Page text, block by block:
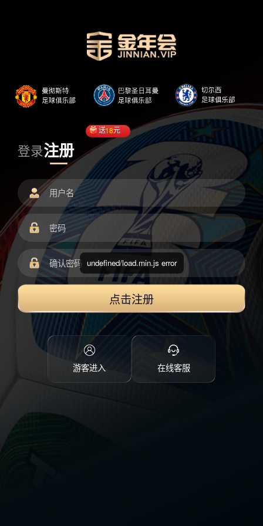
登录注册
送18元
点击注册
游客进入 在线客服
undefined/load.min.js error